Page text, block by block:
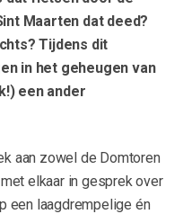
Maarten dat deed?
Tijdens dit
in het geheugen van
een ander
aan zowel de Domtoren
elkaar in gesprek over
een laagdrempelige én